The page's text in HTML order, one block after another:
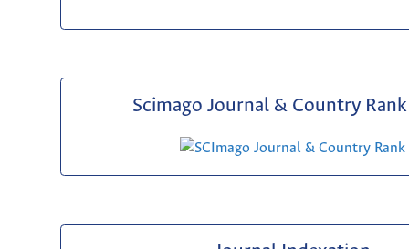
Scimago Journal & Country Rank